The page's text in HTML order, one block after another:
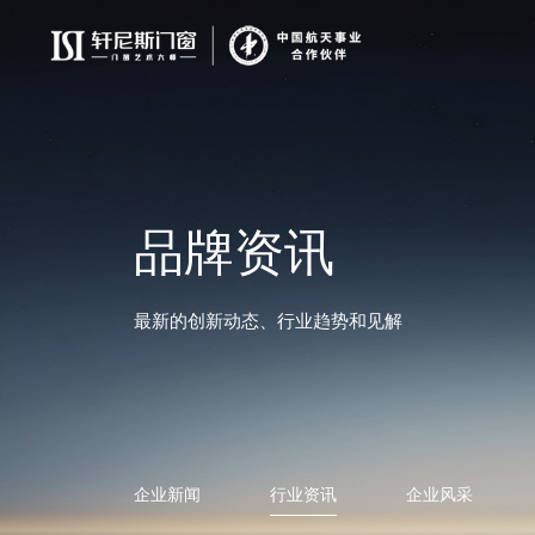
品牌资讯
最新的创新动态、行业趋势和见解
企业新闻 行业资讯 企业风采